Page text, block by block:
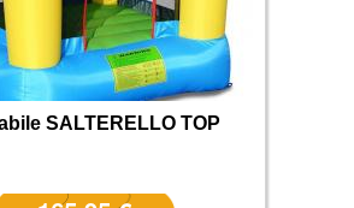
SALTERELLO TOP